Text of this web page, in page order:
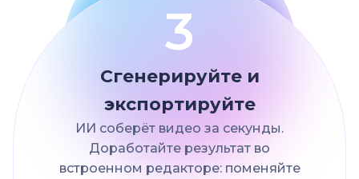
3
Сгенерируйте и
экспортируйте
ИИ соберёт видео за секунды.
Доработайте результат во
встроенном редакторе: поменяйте